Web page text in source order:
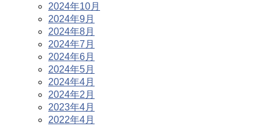
2024年10月
2024年9月
2024年8月
2024年7月
2024年6月
2024年5月
2024年4月
2024年2月
2023年4月
2022年4月